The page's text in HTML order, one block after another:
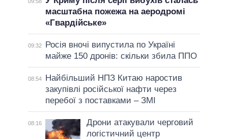
масштабна пожежа на аеродромі
«Гвардійське»
09:32
Росія вночі випустила по Україні
майже 150 дронів: скільки збила ППО
08:54
Найбільший НПЗ Китаю наростив
закупівлі російської нафти через
перебої з поставками – ЗМІ
08:16
Дрони атакували черговий
логістичний центр